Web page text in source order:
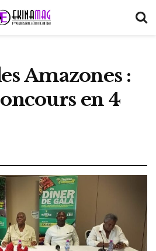
Amazones :
en 4